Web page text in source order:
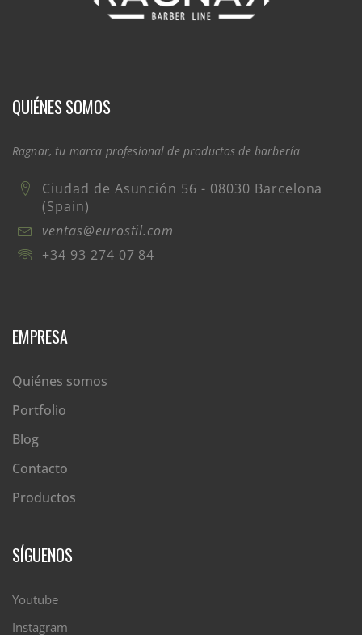
QUIÉNES SOMOS
Ragnar, tu marca profesional de productos de barbería
Ciudad de Asunción 56 - 08030 Barcelona
(Spain)
ventas@eurostil.com
+34 93 274 07 84
EMPRESA
Quiénes somos
Portfolio
Blog
Contacto
Productos
SÍGUENOS
Youtube
Instagram